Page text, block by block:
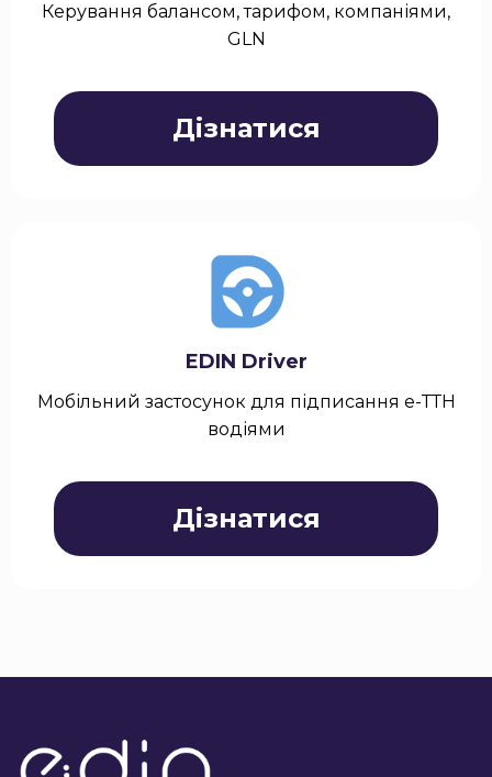
Керування балансом, тарифом, компаніями,
GLN
Дізнатися
EDIN Driver
Мобільний застосунок для підписання е-ТТН
водіями
Дізнатися